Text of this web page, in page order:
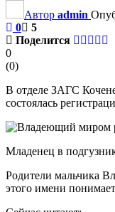
Автор admin
0
5
Поделится
0
(0)
В отделе ЗАГС
состоялась
Младенец в
Родители мальчика
этого имени